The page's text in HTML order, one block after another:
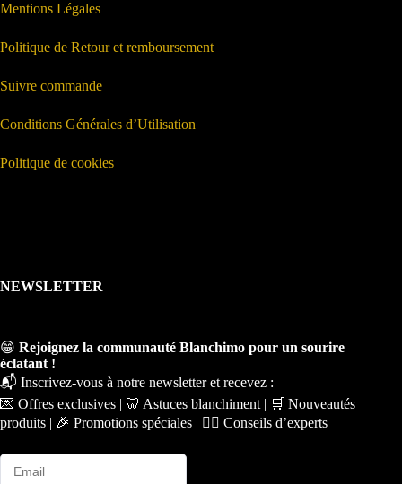
Mentions Légales
Politique de Retour et remboursement
Suivre commande
Conditions Générales d’Utilisation
Politique de cookies
NEWSLETTER
😁 Rejoignez la communauté Blanchimo pour un sourire
éclatant !
📬 Inscrivez-vous à notre newsletter et recevez :
💌 Offres exclusives | 🦷 Astuces blanchiment | 🛒 Nouveautés
produits | 🎉 Promotions spéciales | 🧑‍⚕️ Conseils d’experts